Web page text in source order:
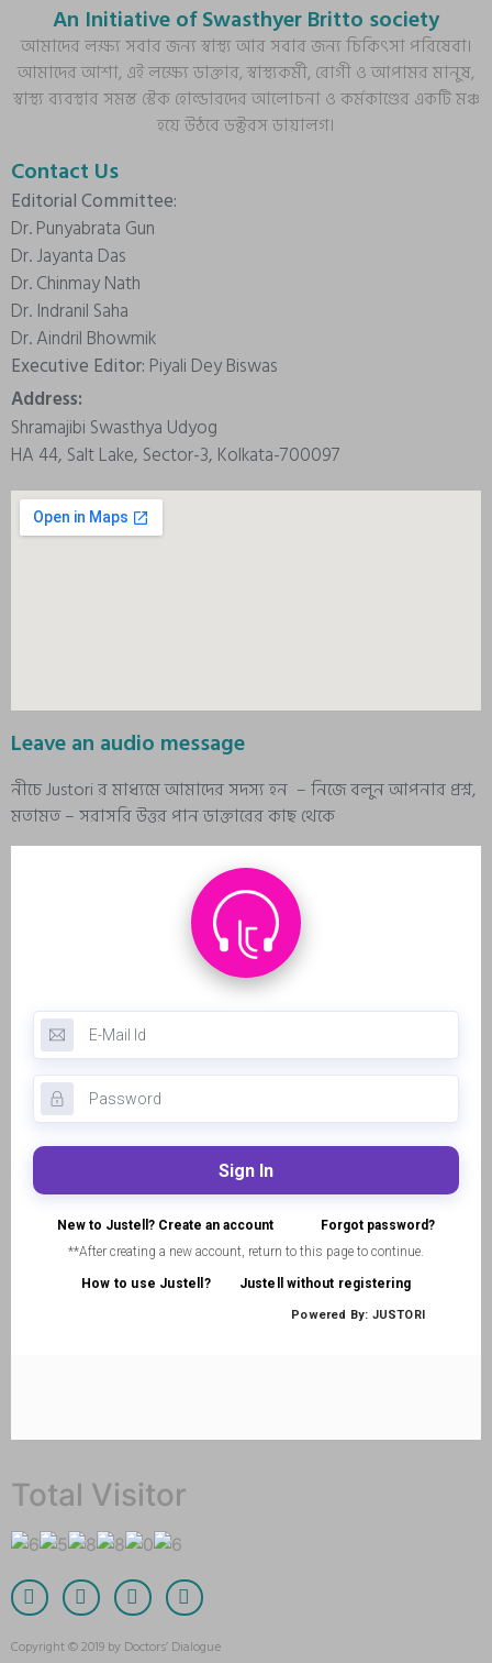
An Initiative of Swasthyer Britto society
আমাদের লক্ষ্য সবার জন্য স্বাস্থ্য আর সবার জন্য চিকিৎসা পরিষেবা।
আমাদের আশা, এই লক্ষ্যে ডাক্তার, স্বাস্থ্যকর্মী, রোগী ও আপামর মানুষ,
স্বাস্থ্য ব্যবস্থার সমস্ত স্টেক হোল্ডারদের আলোচনা ও কর্মকাণ্ডের একটি মঞ্চ
হয়ে উঠবে ডক্টরস ডায়ালগ।
Contact Us
Editorial Committee:
Dr. Punyabrata Gun
Dr. Jayanta Das
Dr. Chinmay Nath
Dr. Indranil Saha
Dr. Aindril Bhowmik
Executive Editor: Piyali Dey Biswas
Address:
Shramajibi Swasthya Udyog
HA 44, Salt Lake, Sector-3, Kolkata-700097
Leave an audio message
নীচে Justori র মাধ্যমে আমাদের সদস্য হন – নিজে বলুন আপনার প্রশ্ন,
মতামত – সরাসরি উত্তর পান ডাক্তারের কাছ থেকে
Total Visitor
Copyright © 2019 by Doctors’ Dialogue